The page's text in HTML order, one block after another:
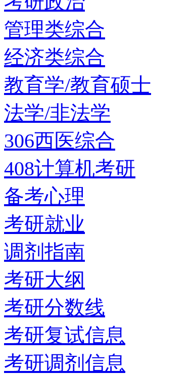
管理类综合
经济类综合
教育学/教育硕士
法学/非法学
306西医综合
408计算机考研
备考心理
考研就业
调剂指南
考研大纲
考研分数线
考研复试信息
考研调剂信息